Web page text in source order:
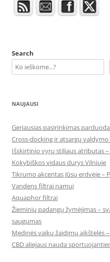
Search
NAUJAUSI
Geriausias pasirinkimas
Cross-docking ir atsargų
Išskirtinio vyrų stiliaus atributas
Kokybiškos vidaus durys Vilniuje
Tikrumo akcentas Jūsų erdvėje –
Vandens filtrai namui
Aquaphor filtrai
Žieminių padangų žymėjimas –
saugumas
Medinės vaikų žaidimų aikštelės
CBD aliejaus nauda